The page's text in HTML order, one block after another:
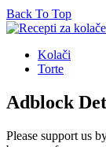
Back To Top
Kolači
Torte
Adblock
Please support us